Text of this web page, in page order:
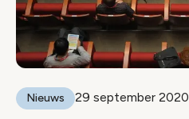
Nieuws 29 september 2020